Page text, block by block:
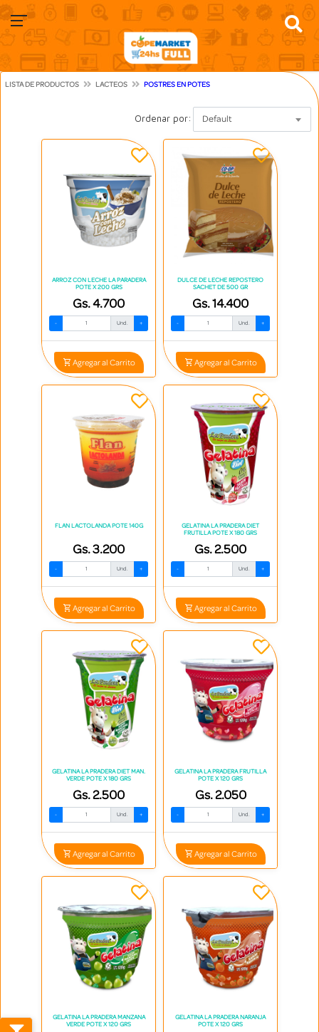
LISTA DE PRODUCTOS LACTEOS POSTRES EN POTES
Ordenar por: Default
ARROZ CON LECHE LA PARADERA
POTE X 200 GRS
Gs. 4.700
- Und. +
Agregar al Carrito
DULCE DE LECHE REPOSTERO
SACHET DE 500 GR
Gs. 14.400
- Und. +
Agregar al Carrito
FLAN LACTOLANDA POTE 140G
Gs. 3.200
- Und. +
Agregar al Carrito
GELATINA LA PRADERA DIET
FRUTILLA POTE X 180 GRS
Gs. 2.500
- Und. +
Agregar al Carrito
GELATINA LA PRADERA DIET MAN.
VERDE POTE X 180 GRS
Gs. 2.500
- Und. +
Agregar al Carrito
GELATINA LA PRADERA FRUTILLA
POTE X 120 GRS
Gs. 2.050
- Und. +
Agregar al Carrito
GELATINA LA PRADERA MANZANA
VERDE POTE X 120 GRS
GELATINA LA PRADERA NARANJA
POTE X 120 GRS